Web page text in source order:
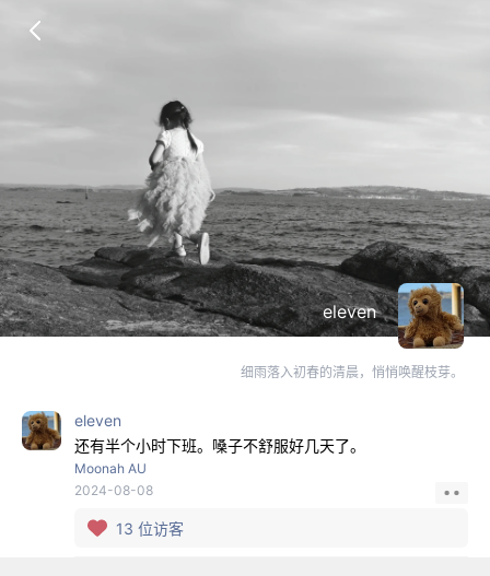
eleven
细雨落入初春的清晨，悄悄唤醒枝芽。
eleven
还有半个小时下班。嗓子不舒服好几天了。
Moonah AU
2024-08-08
13 位访客